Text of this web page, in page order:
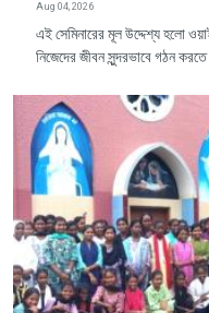
Aug 04, 2026
এই সেমিনারের মূল উদ্দেশ্য হলো
নিজেদের জীবন সুন্দরভাবে গঠন